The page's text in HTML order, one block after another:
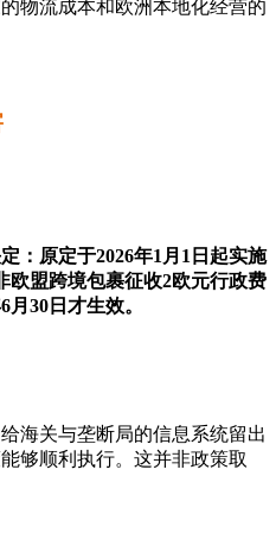
物流成本和欧洲本地化经营的
：原定于2026年1月1日起实施
欧盟跨境包裹征收2欧元行政费
30日才生效。
海关与垄断局的信息系统留出
够顺利执行。这并非政策取